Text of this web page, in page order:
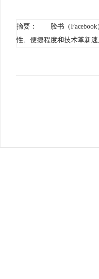
摘要： 脸书（Facebook
性、便捷程度和技术革新